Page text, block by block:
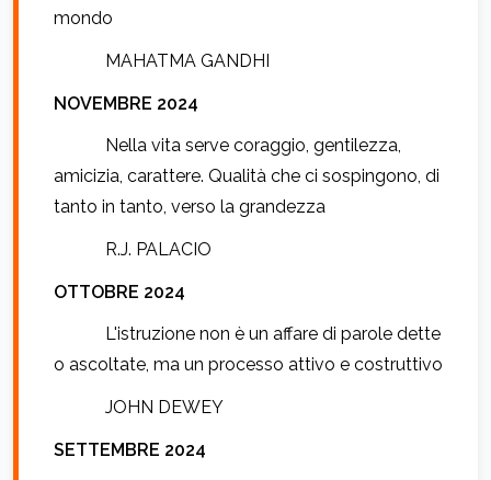
mondo
MAHATMA GANDHI
NOVEMBRE 2024
Nella vita serve coraggio, gentilezza,
amicizia, carattere. Qualità che ci sospingono, di
tanto in tanto, verso la grandezza
R.J. PALACIO
OTTOBRE 2024
L'istruzione non è un affare di parole dette
o ascoltate, ma un processo attivo e costruttivo
JOHN DEWEY
SETTEMBRE 2024